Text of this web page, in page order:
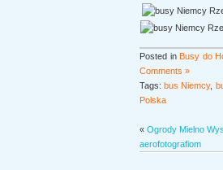
Posted inBusy do
Comments »
Tags:bus Niemcy,
Polska
« Ogrody Mielno
aerofotografiom